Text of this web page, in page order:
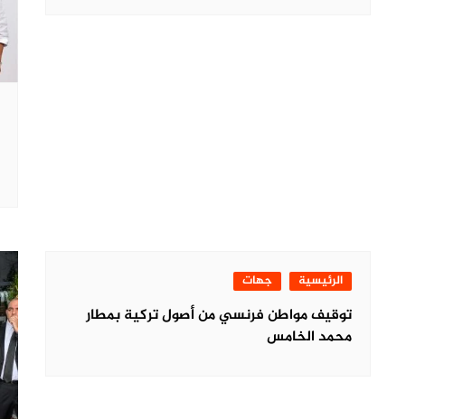
الرئيسية جهات
توقيف مواطن فرنسي من أصول تركية بمطار
محمد الخامس